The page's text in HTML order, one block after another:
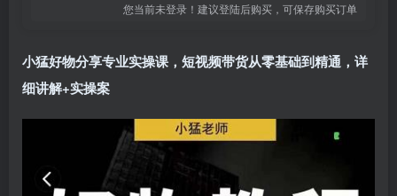
您当前未登录！建议登陆后购买，可保存购买订单
小猛好物分享专业实操课，短视频带货从零基础到精通，详
细讲解+实操案